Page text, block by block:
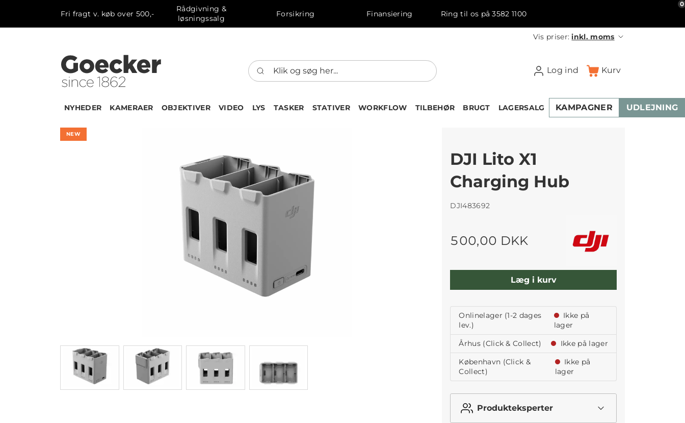
Fri fragt v. køb over 500,-
Rådgivning &
løsningssalg
Forsikring Finansiering Ring til os på 3582 1100
Vis priser:inkl. moms
Log ind Kurv
0
NYHEDER KAMERAER OBJEKTIVER VIDEO LYS TASKER STATIVER WORKFLOW TILBEHØR BRUGT LAGERSALG KAMPAGNER UDLEJNING
NEW
DJI Lito X1
Charging Hub
DJI483692
500,00 DKK
Læg i kurv
Onlinelager (1-2 dages
lev.)
Ikke på
lager
Århus (Click & Collect)
Ikke på lager
København (Click &
Collect)
Ikke på
lager
Produkteksperter